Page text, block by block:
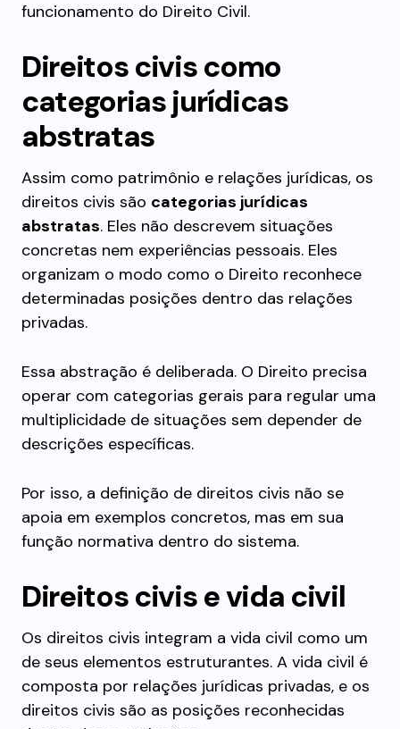
funcionamento do Direito Civil.
Direitos civis como
categorias jurídicas
abstratas
Assim como patrimônio e relações jurídicas, os
direitos civis são categorias jurídicas
abstratas. Eles não descrevem situações
concretas nem experiências pessoais. Eles
organizam o modo como o Direito reconhece
determinadas posições dentro das relações
privadas.
Essa abstração é deliberada. O Direito precisa
operar com categorias gerais para regular uma
multiplicidade de situações sem depender de
descrições específicas.
Por isso, a definição de direitos civis não se
apoia em exemplos concretos, mas em sua
função normativa dentro do sistema.
Direitos civis e vida civil
Os direitos civis integram a vida civil como um
de seus elementos estruturantes. A vida civil é
composta por relações jurídicas privadas, e os
direitos civis são as posições reconhecidas